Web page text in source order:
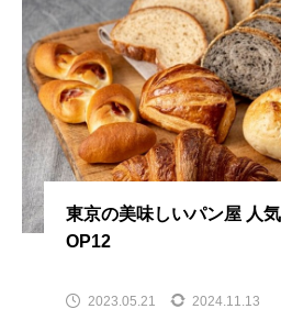
東京の美味しいパン屋 人
OP12
2023.05.21 2024.11.13